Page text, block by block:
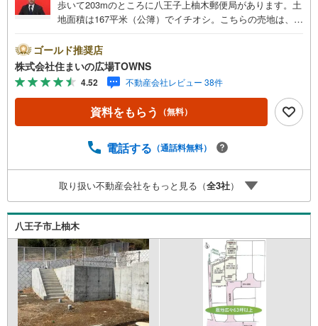
歩いて203mのところに八王子上柚木郵便局があります。土
地面積は167平米（公簿）でイチオシ。こちらの売地は、土
す。住みやすい空間の条件の1つに前面道路が6m以上ある
ところを入れてみては。第一種低層住居専用地域では主に1
～2階建ての低層住宅がゆったりと立ち並ぶような住宅街が
形成される傾向にあります。周辺環境が好条件でニーズの
高い住宅用地です。【年中無休/9:00～21:00】人気物件は
特にお問い合わせが集中するため、お早めにお電話下さ
見学がスムーズです。■その他、各種ご相談も承っておりま
ン■住まいの広場TOWNSからお客様へ経験豊富なスタッフ
が親身になってお客様に合った物件をご紹介させて頂きま
す！ /他社様掲載物件も併せてご紹介可能ですのでお気軽に
お問い合わせ下さい♪駐車場もございますので、お車での
お越しも大歓迎です！
ゴールド推奨店
株式会社住まいの広場TOWNS
4.52 不動産会社レビュー 38件
資料をもらう （無料）
電話する （通話料無料）
取り扱い不動産会社をもっと見る（全3社）
八王子市上柚木